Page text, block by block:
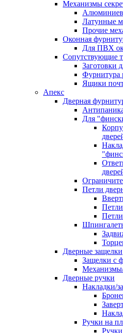
Механизмы
Латунные
Прочие
Оконная
Для ПВХ
Сопутствующие
Заготовки
Фурнитура
Ящики
Апекс
Дверная
Для
Петли
Дверные защелки
Защелки с
Дверные ручки
Накладки/
Ручки на